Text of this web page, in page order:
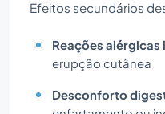
Efeitos secundários
Reações alérgicas
erupção cutânea
Desconforto